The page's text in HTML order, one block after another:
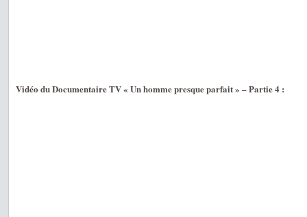
Vidéo du Documentaire TV « Un homme presque parfait » – Partie 4 :